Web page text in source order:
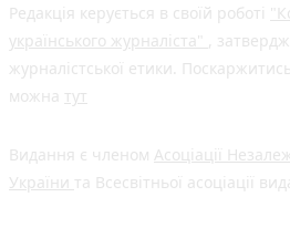
Редакція керується в своїй роботі
українського журналіста"
,
журналістської етики. Поскаржитись
можна тут
Видання є членом Асоціації
України та Всесвітньої асоціації